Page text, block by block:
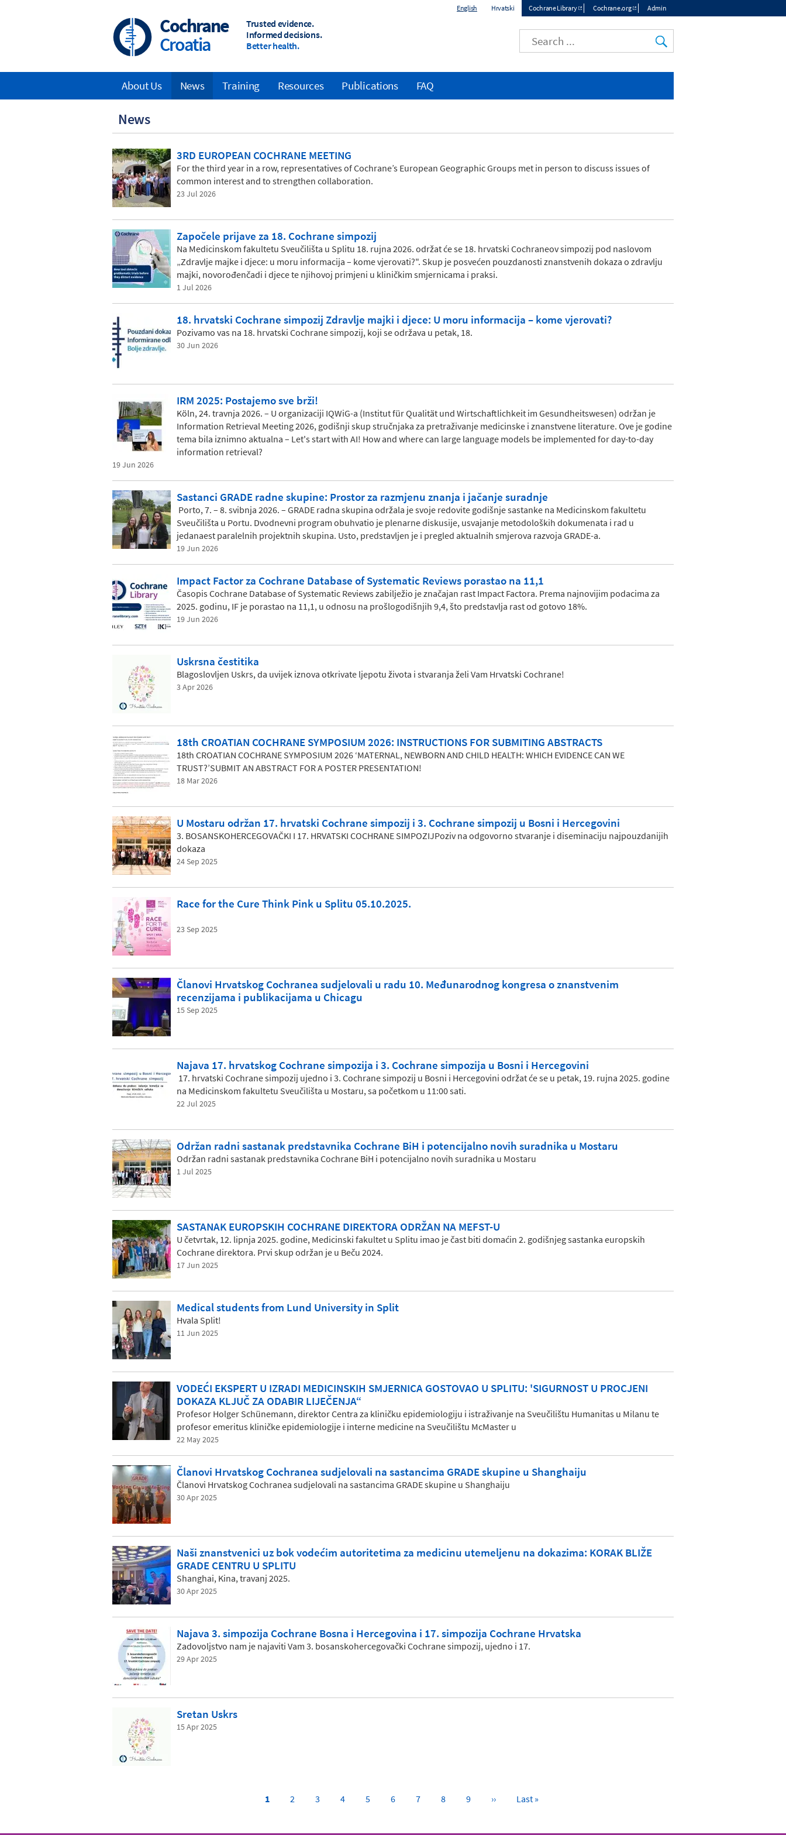
English Hrvatski
Top
menu
Cochrane Library Cochrane.org Admin
Cochrane
Croatia
Trusted evidence.
Informed decisions.
Better health.
News
3RD EUROPEAN COCHRANE MEETING
For the third year in a row, representatives of Cochrane’s European Geographic Groups met in person to discuss issues of
common interest and to strengthen collaboration.
23 Jul 2026
Započele prijave za 18. Cochrane simpozij
Na Medicinskom fakultetu Sveučilišta u Splitu 18. rujna 2026. održat će se 18. hrvatski Cochraneov simpozij pod naslovom
„Zdravlje majke i djece: u moru informacija – kome vjerovati?". Skup je posvećen pouzdanosti znanstvenih dokaza o zdravlju
majki, novorođenčadi i djece te njihovoj primjeni u kliničkim smjernicama i praksi.
1 Jul 2026
18. hrvatski Cochrane simpozij Zdravlje majki i djece: U moru informacija – kome vjerovati?
Pozivamo vas na 18. hrvatski Cochrane simpozij, koji se održava u petak, 18.
30 Jun 2026
IRM 2025: Postajemo sve brži!
Köln, 24. travnja 2026. – U organizaciji IQWiG-a (Institut für Qualität und Wirtschaftlichkeit im Gesundheitswesen) održan je
Information Retrieval Meeting 2026, godišnji skup stručnjaka za pretraživanje medicinske i znanstvene literature. Ove je godine
tema bila iznimno aktualna – Let's start with AI! How and where can large language models be implemented for day-to-day
information retrieval?
19 Jun 2026
Sastanci GRADE radne skupine: Prostor za razmjenu znanja i jačanje suradnje
Porto, 7. – 8. svibnja 2026. – GRADE radna skupina održala je svoje redovite godišnje sastanke na Medicinskom fakultetu
Sveučilišta u Portu. Dvodnevni program obuhvatio je plenarne diskusije, usvajanje metodoloških dokumenata i rad u
jedanaest paralelnih projektnih skupina. Usto, predstavljen je i pregled aktualnih smjerova razvoja GRADE-a.
19 Jun 2026
Impact Factor za Cochrane Database of Systematic Reviews porastao na 11,1
Časopis Cochrane Database of Systematic Reviews zabilježio je značajan rast Impact Factora. Prema najnovijim podacima za
2025. godinu, IF je porastao na 11,1, u odnosu na prošlogodišnjih 9,4, što predstavlja rast od gotovo 18%.
19 Jun 2026
Uskrsna čestitika
Blagoslovljen Uskrs, da uvijek iznova otkrivate ljepotu života i stvaranja želi Vam Hrvatski Cochrane!
3 Apr 2026
18th CROATIAN COCHRANE SYMPOSIUM 2026: INSTRUCTIONS FOR SUBMITING ABSTRACTS
18th CROATIAN COCHRANE SYMPOSIUM 2026 ‘MATERNAL, NEWBORN AND CHILD HEALTH: WHICH EVIDENCE CAN WE
TRUST?’SUBMIT AN ABSTRACT FOR A POSTER PRESENTATION!
18 Mar 2026
U Mostaru održan 17. hrvatski Cochrane simpozij i 3. Cochrane simpozij u Bosni i Hercegovini
3. BOSANSKOHERCEGOVAČKI I 17. HRVATSKI COCHRANE SIMPOZIJPoziv na odgovorno stvaranje i diseminaciju najpouzdanijih
dokaza
24 Sep 2025
Race for the Cure Think Pink u Splitu 05.10.2025.
23 Sep 2025
Članovi Hrvatskog Cochranea sudjelovali u radu 10. Međunarodnog kongresa o znanstvenim
recenzijama i publikacijama u Chicagu
15 Sep 2025
Najava 17. hrvatskog Cochrane simpozija i 3. Cochrane simpozija u Bosni i Hercegovini
17. hrvatski Cochrane simpozij ujedno i 3. Cochrane simpozij u Bosni i Hercegovini održat će se u petak, 19. rujna 2025. godine
na Medicinskom fakultetu Sveučilišta u Mostaru, sa početkom u 11:00 sati.
22 Jul 2025
Održan radni sastanak predstavnika Cochrane BiH i potencijalno novih suradnika u Mostaru
Održan radni sastanak predstavnika Cochrane BiH i potencijalno novih suradnika u Mostaru
1 Jul 2025
SASTANAK EUROPSKIH COCHRANE DIREKTORA ODRŽAN NA MEFST-U
U četvrtak, 12. lipnja 2025. godine, Medicinski fakultet u Splitu imao je čast biti domaćin 2. godišnjeg sastanka europskih
Cochrane direktora. Prvi skup održan je u Beču 2024.
17 Jun 2025
Medical students from Lund University in Split
Hvala Split!
11 Jun 2025
VODEĆI EKSPERT U IZRADI MEDICINSKIH SMJERNICA GOSTOVAO U SPLITU: 'SIGURNOST U PROCJENI
DOKAZA KLJUČ ZA ODABIR LIJEČENJA“
Profesor Holger Schünemann, direktor Centra za kliničku epidemiologiju i istraživanje na Sveučilištu Humanitas u Milanu te
profesor emeritus kliničke epidemiologije i interne medicine na Sveučilištu McMaster u
22 May 2025
Članovi Hrvatskog Cochranea sudjelovali na sastancima GRADE skupine u Shanghaiju
Članovi Hrvatskog Cochranea sudjelovali na sastancima GRADE skupine u Shanghaiju
30 Apr 2025
Naši znanstvenici uz bok vodećim autoritetima za medicinu utemeljenu na dokazima: KORAK BLIŽE
GRADE CENTRU U SPLITU
Shanghai, Kina, travanj 2025.
30 Apr 2025
Najava 3. simpozija Cochrane Bosna i Hercegovina i 17. simpozija Cochrane Hrvatska
Zadovoljstvo nam je najaviti Vam 3. bosanskohercegovački Cochrane simpozij, ujedno i 17.
29 Apr 2025
Sretan Uskrs
15 Apr 2025
Current
1 Page
2 Page
3 Page
4 Page
5 Page
6 Page
7 Page
8 Page
9
Next
››
Last
Last »
Main
navigation
About Us News Training Resources Publications FAQ